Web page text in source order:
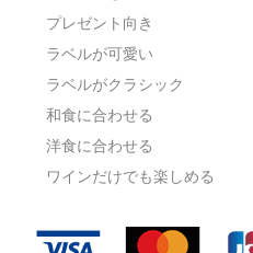
プレゼント向き
ラベルが可愛い
ラベルがクラシック
和食に合わせる
洋食に合わせる
ワインだけでも楽しめる